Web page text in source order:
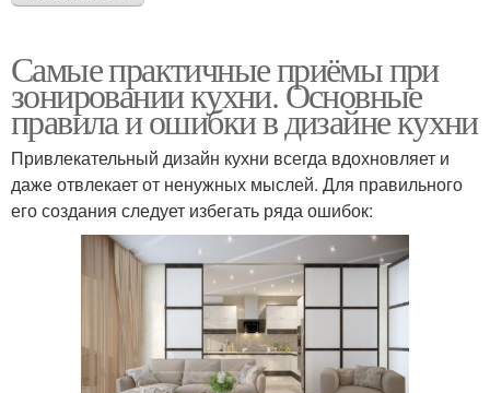
Самые практичные приёмы при
зонировании кухни. Основные
правила и ошибки в дизайне кухни
Привлекательный дизайн кухни всегда вдохновляет и
даже отвлекает от ненужных мыслей. Для правильного
его создания следует избегать ряда ошибок: